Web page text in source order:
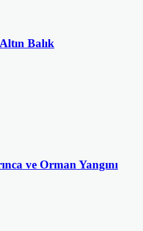
Balık
ve Orman Yangını